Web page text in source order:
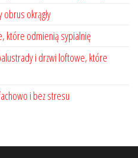
okrągły
które odmienią sypialnię
i drzwi loftowe, które
i bez stresu